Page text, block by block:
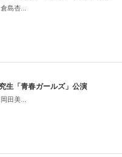
島杏...
生「青春ガールズ」公演
田美...